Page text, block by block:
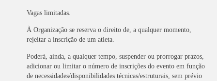
Vagas limitadas.
À Organização se reserva o direito de, a qualquer momento,
rejeitar a inscrição de um atleta.
Poderá, ainda, a qualquer tempo, suspender ou prorrogar prazos,
adicionar ou limitar o número de inscrições do evento em função
de necessidades/disponibilidades técnicas/estruturais, sem prévio